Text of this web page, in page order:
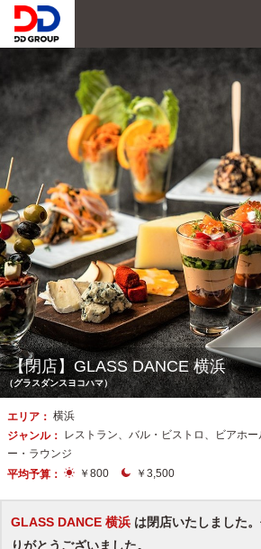
【閉店】GLASS DANCE 横浜
（グラスダンスヨコハマ）
エリア： 横浜
ジャンル： レストラン、バル・ビストロ、ビアホ
ー・ラウンジ
平均予算：
￥800 ￥3,500
GLASS DANCE 横浜 は閉店いたしました
りがとうございました。